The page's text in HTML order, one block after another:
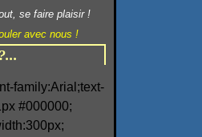
se faire plaisir !
avec nous !
family:Arial;text-
#000000;